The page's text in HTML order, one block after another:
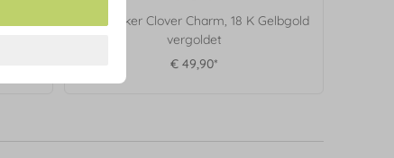
Ohrstecker Clover Charm, 18 K Gelbgold
vergoldet
€ 49,90*